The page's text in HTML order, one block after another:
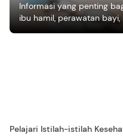
Informasi yang penting
ibu hamil, perawatan
mengasuh anak
Pelajari Istilah-istilah